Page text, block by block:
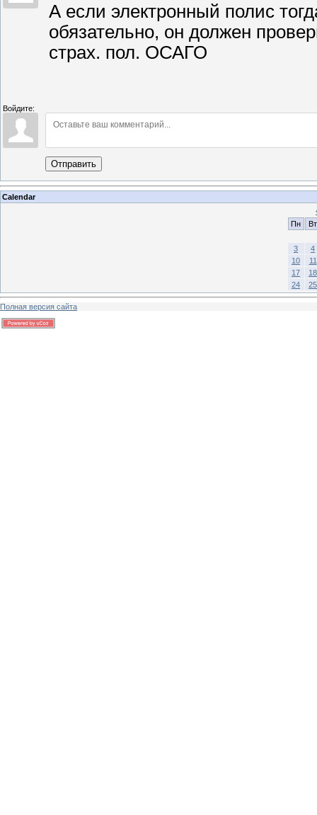
А если электронный полис
обязательно, он должен
страх. пол. ОСАГО
Войдите:
Отправить
Calendar
Пн
Вт
3
4
10
11
17
18
24
25
Полная версия сайта